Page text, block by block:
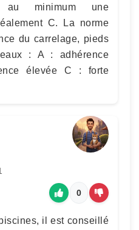
au minimum une
C. La norme
du carrelage, pieds
: A : adhérence
élevée C : forte
0
il est conseillé